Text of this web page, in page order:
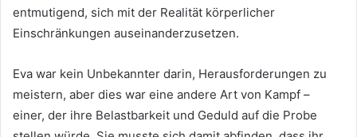
entmutigend, sich mit der Realität körperlicher
Einschränkungen auseinanderzusetzen.
Eva war kein Unbekannter darin, Herausforderungen zu
meistern, aber dies war eine andere Art von Kampf –
einer, der ihre Belastbarkeit und Geduld auf die Probe